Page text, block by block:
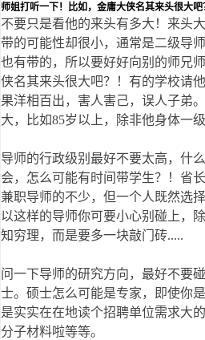
师姐打听一下！比如，金庸大侠名其来头很大
不要只是看他的来头有多大！来头
带的可能性却很小，通常是二级导
也有带的，所以要好好向别的师兄
侠名其来头很大吧？！有的学校请
果洋相百出，害人害己，误人子弟
大，比如85岁以上，除非他身体一
导师的行政级别最好不要太高，什
会，怎么可能有时间带学生？！省
兼职导师的不少，但一个人既然选
以这样的导师你可要小心别碰上，
知穷理，而是要多一块敲门砖.....
问一下导师的研究方向，最好不要
士。硕士怎么可能是专家，即使你
是实实在在地读个招聘单位需求大
分子材料啦等等。